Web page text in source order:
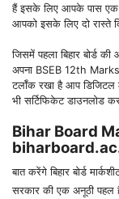
हैं इसके लिए आपके पास एक
आपको इसके लिए दो रास्ते
जिसमें पहला बिहार बोर्ड
अपना BSEB 12th
टर्लॉक रखा है आप
भी सर्टिफिकेट डाउनलोड
Bihar Board
बात करेंगे बिहार बोर्ड
सरकार की एक अनूठी पहल